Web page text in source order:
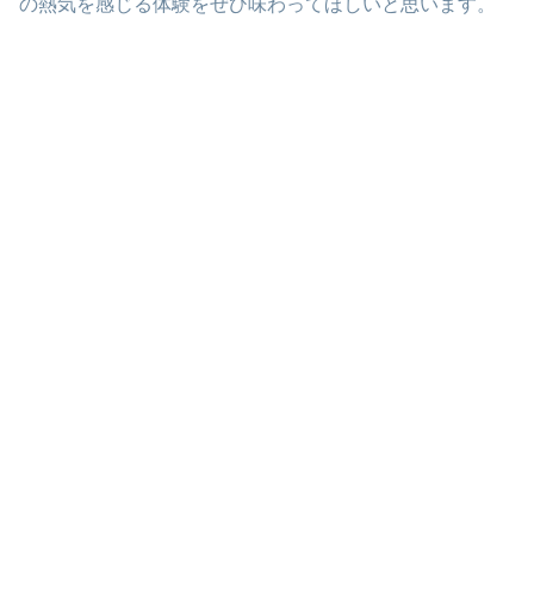
の熱気を感じる体験をぜひ味わってほしいと思います。